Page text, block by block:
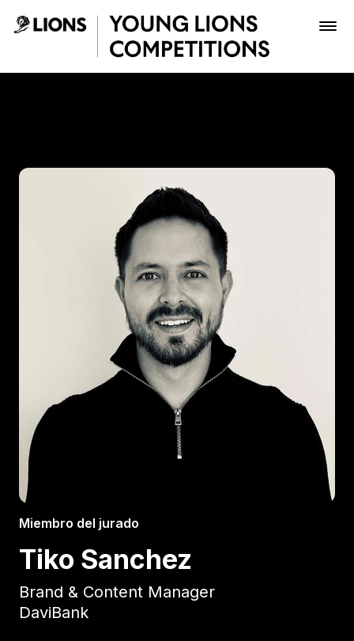
Saltar al contenido principal
Inscribir
Boletería
Miembro del jurado
Tiko Sanchez
Brand & Content Manager
DaviBank